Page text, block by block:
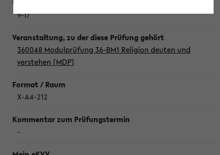
9-17
360048 Modulprüfung 36-BM1 Religion deuten und
verstehen (MDP)
X-A4-212
-